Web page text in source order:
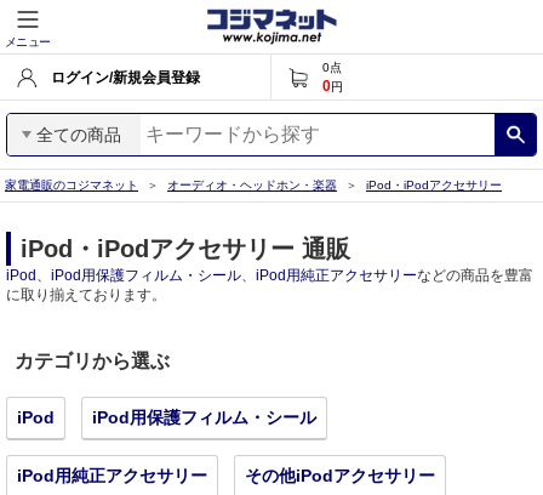
メニュー
ログイン/新規会員登録
0点
0円
全ての商品
家電通販のコジマネット オーディオ・ヘッドホン・楽器 iPod・iPodアクセサリー
iPod・iPodアクセサリー 通販
iPod 、 iPod用保護フィルム・シール、 iPod用純正アクセサリーなどの商品を豊富
に取り揃えております。
カテゴリから選ぶ
iPod iPod用保護フィルム・シール
iPod用純正アクセサリー その他iPodアクセサリー